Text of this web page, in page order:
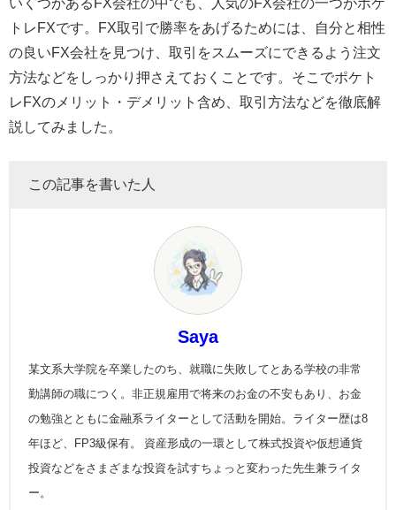
トレFXです。FX取引で勝率をあげるためには、自分と相性
の良いFX会社を見つけ、取引をスムーズにできるよう注文
方法などをしっかり押さえておくことです。そこでポケト
レFXのメリット・デメリット含め、取引方法などを徹底解
説してみました。
この記事を書いた人
Saya
某文系大学院を卒業したのち、就職に失敗してとある学校の非常
勤講師の職につく。非正規雇用で将来のお金の不安もあり、お金
の勉強とともに金融系ライターとして活動を開始。ライター歴は8
年ほど、FP3級保有。 資産形成の一環として株式投資や仮想通貨
投資などをさまざまな投資を試すちょっと変わった先生兼ライタ
ー。